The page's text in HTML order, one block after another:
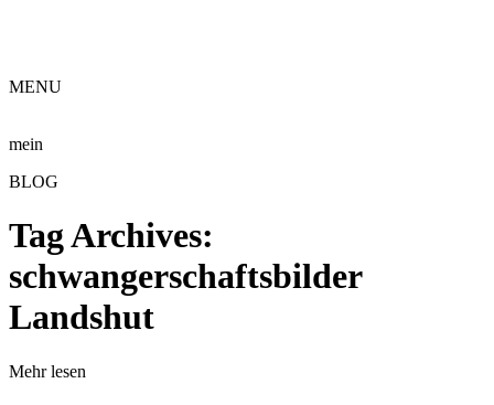
MENU
mein
BLOG
Tag Archives:
schwangerschaftsbilder
Landshut
Mehr lesen